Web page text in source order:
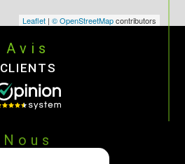
Leaflet | © OpenStreetMapcontributors
Avis
CLIENTS
Nous